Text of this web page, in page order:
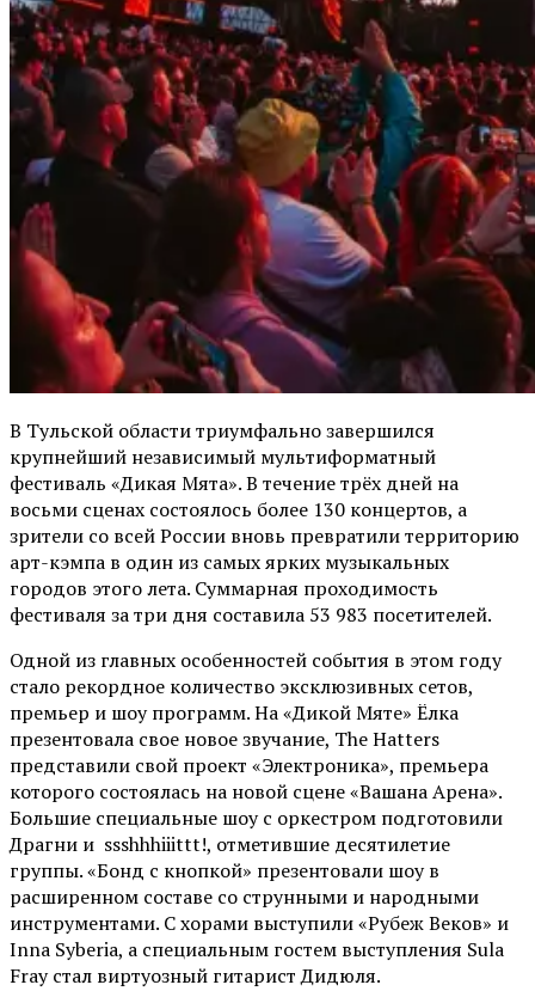
В Тульской области триумфально завершился
крупнейший независимый мультиформатный
фестиваль «Дикая Мята». В течение трёх дней на
восьми сценах состоялось более 130 концертов, а
зрители со всей России вновь превратили территорию
арт-кэмпа в один из самых ярких музыкальных
городов этого лета. Суммарная проходимость
фестиваля за три дня составила 53 983 посетителей.
Одной из главных особенностей события в этом году
стало рекордное количество эксклюзивных сетов,
премьер и шоу программ. На «Дикой Мяте» Ёлка
презентовала свое новое звучание, The Hatters
представили свой проект «Электроника», премьера
которого состоялась на новой сцене «Вашана Арена».
Большие специальные шоу с оркестром подготовили
Драгни и ssshhhiiittt!, отметившие десятилетие
группы. «Бонд с кнопкой» презентовали шоу в
расширенном составе со струнными и народными
инструментами. С хорами выступили «Рубеж Веков» и
Inna Syberia, а специальным гостем выступления Sula
Fray стал виртуозный гитарист Дидюля.